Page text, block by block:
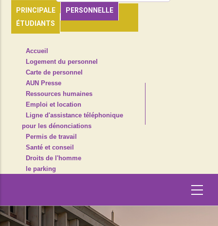
PRINCIPALE
PERSONNELLE
ÉTUDIANTS
HEADER
NAVIGATION
Accueil
Logement du personnel
Carte de personnel
AUN Presse
Ressources humaines
Emploi et location
Ligne d'assistance téléphonique
pour les dénonciations
Permis de travail
Santé et conseil
Droits de l'homme
le parking